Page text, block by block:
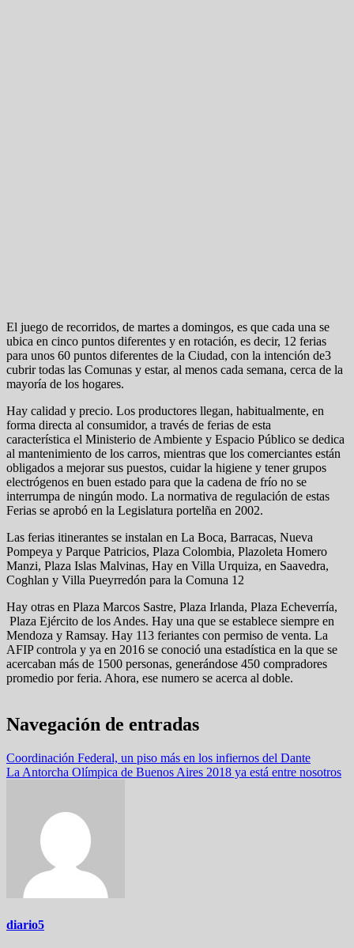
El juego de recorridos, de martes a domingos, es que cada una se
ubica en cinco puntos diferentes y en rotación, es decir, 12 ferias
para unos 60 puntos diferentes de la Ciudad, con la intención de3
cubrir todas las Comunas y estar, al menos cada semana, cerca de la
mayoría de los hogares.
Hay calidad y precio. Los productores llegan, habitualmente, en
forma directa al consumidor, a través de ferias de esta
característica el Ministerio de Ambiente y Espacio Público se dedica
al mantenimiento de los carros, mientras que los comerciantes están
obligados a mejorar sus puestos, cuidar la higiene y tener grupos
electrógenos en buen estado para que la cadena de frío no se
interrumpa de ningún modo. La normativa de regulación de estas
Ferias se aprobó en la Legislatura portelña en 2002.
Las ferias itinerantes se instalan en La Boca, Barracas, Nueva
Pompeya y Parque Patricios, Plaza Colombia, Plazoleta Homero
Manzi, Plaza Islas Malvinas, Hay en Villa Urquiza, en Saavedra,
Coghlan y Villa Pueyrredón para la Comuna 12
Hay otras en Plaza Marcos Sastre, Plaza Irlanda, Plaza Echeverría,
Plaza Ejército de los Andes. Hay una que se establece siempre en
Mendoza y Ramsay. Hay 113 feriantes con permiso de venta. La
AFIP controla y ya en 2016 se conoció una estadística en la que se
acercaban más de 1500 personas, generándose 450 compradores
promedio por feria. Ahora, ese numero se acerca al doble.
Navegación de entradas
Coordinación Federal, un piso más en los infiernos del Dante
La Antorcha Olímpica de Buenos Aires 2018 ya está entre nosotros
diario5